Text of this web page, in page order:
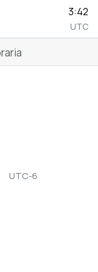
3:42
UTC
UTC-6